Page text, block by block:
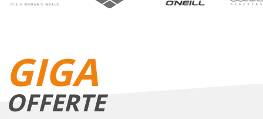
GIGA
OFFERTE